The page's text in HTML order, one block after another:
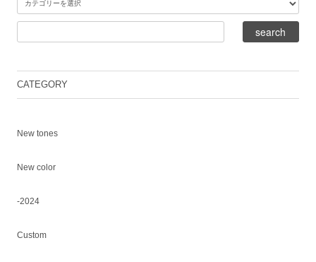
CATEGORY
New tones
New color
-2024
Custom